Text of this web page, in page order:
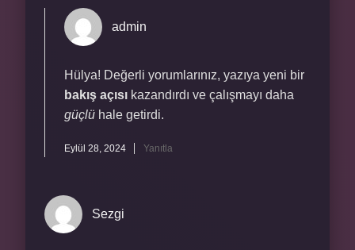
admin
Hülya! Değerli yorumlarınız, yazıya yeni bir
bakış açısı kazandırdı ve çalışmayı daha
güçlü hale getirdi.
Eylül 28, 2024 Yanıtla
Sezgi